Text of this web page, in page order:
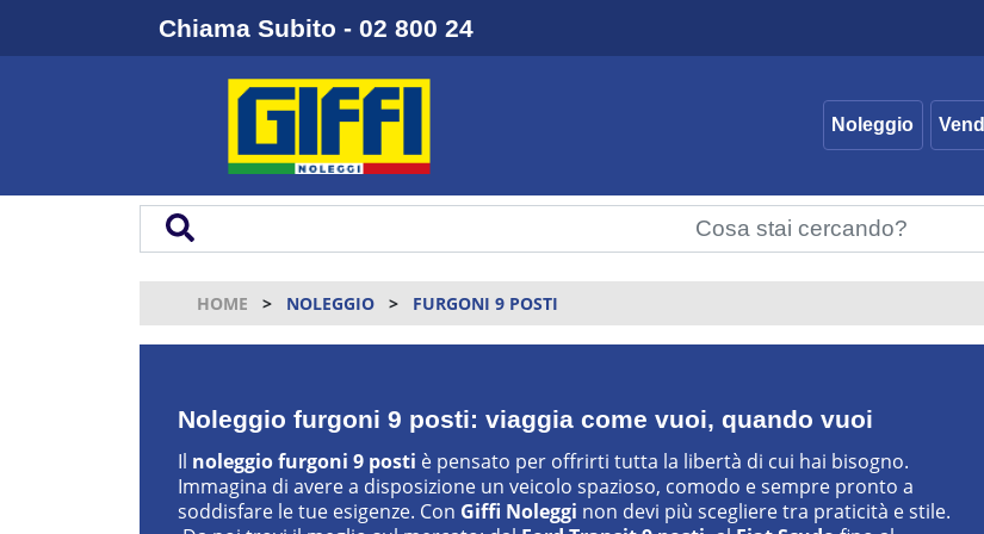
Chiama Subito - 02 800 24
Noleggio
HOME NOLEGGIO FURGONI 9 POSTI
Noleggio furgoni 9 posti: viaggia come vuoi, quando vuoi
Il noleggio furgoni 9 posti è pensato per offrirti tutta la libertà di cui hai bisogno.
Immagina di avere a disposizione un veicolo spazioso, comodo e sempre pronto a
soddisfare le tue esigenze. Con Giffi Noleggi non devi più scegliere tra praticità e stile.